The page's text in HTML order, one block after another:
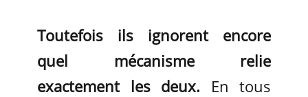
Toutefois ils ignorent encore
quel mécanisme relie
exactement les deux. En tous